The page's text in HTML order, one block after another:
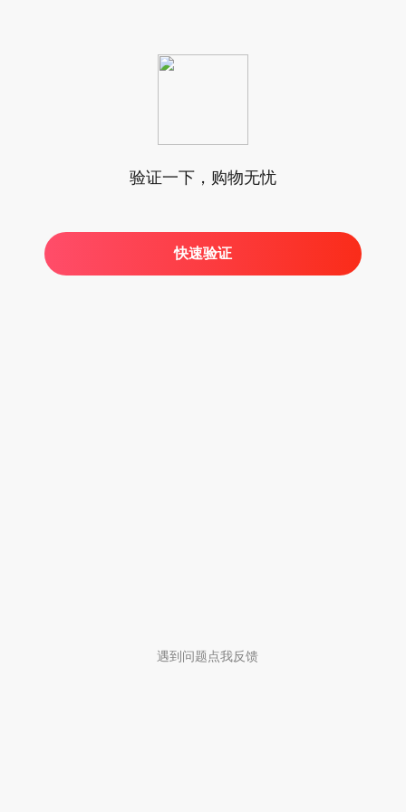
验证一下，购物无忧
快速验证
遇到问题点我反馈